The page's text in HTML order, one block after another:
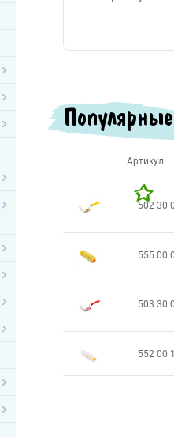
Артикул
502 30
555 00
503 30
552 00